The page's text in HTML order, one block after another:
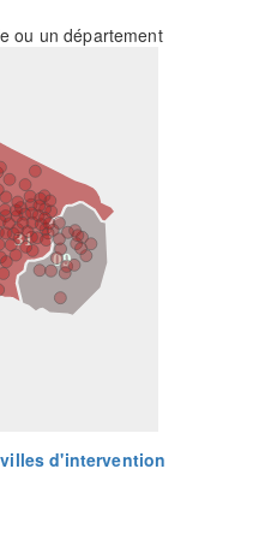
ou un département
31
09
d'intervention